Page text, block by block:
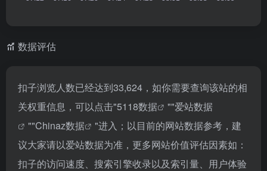
数据评估
扣子浏览人数已经达到33,624，如你需要查询该站的相
关权重信息，可以点击"5118数据 ""爱站数据
""Chinaz数据
"进入；以目前的网站数据参考，建
议大家请以爱站数据为准，更多网站价值评估因素如：
扣子的访问速度、搜索引擎收录以及索引量、用户体验